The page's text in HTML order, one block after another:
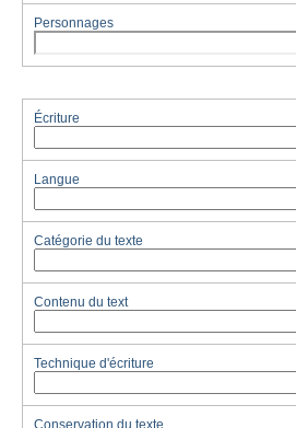
Personnages
Écriture
Langue
Catégorie du texte
Contenu du text
Technique d'écriture
Conservation du texte